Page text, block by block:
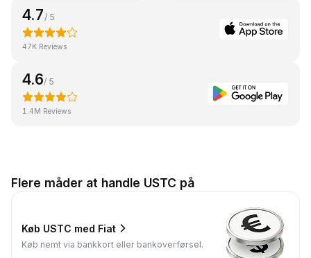
4.7 / 5
47K Reviews
4.6/ 5
1.4M Reviews
Flere måder at handle USTC på
Køb USTC med Fiat
Køb nemt via bankkort eller bankoverførsel.